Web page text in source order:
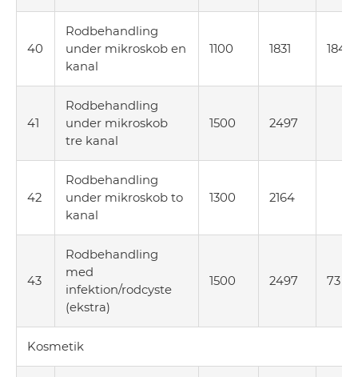
40
Rodbehandling
under mikroskob en
kanal
1100 1831 1845
41
Rodbehandling
under mikroskob
tre kanal
1500 2497
42
Rodbehandling
under mikroskob to
kanal
1300 2164
43
Rodbehandling
med
infektion/rodcyste
(ekstra)
1500 2497 73
Kosmetik